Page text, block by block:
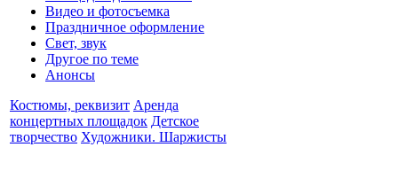
Видео и фотосъемка
Праздничное оформление
Свет, звук
Другое по теме
Анонсы
Костюмы, реквизит Аренда
концертных площадок Детское
творчество Художники. Шаржисты